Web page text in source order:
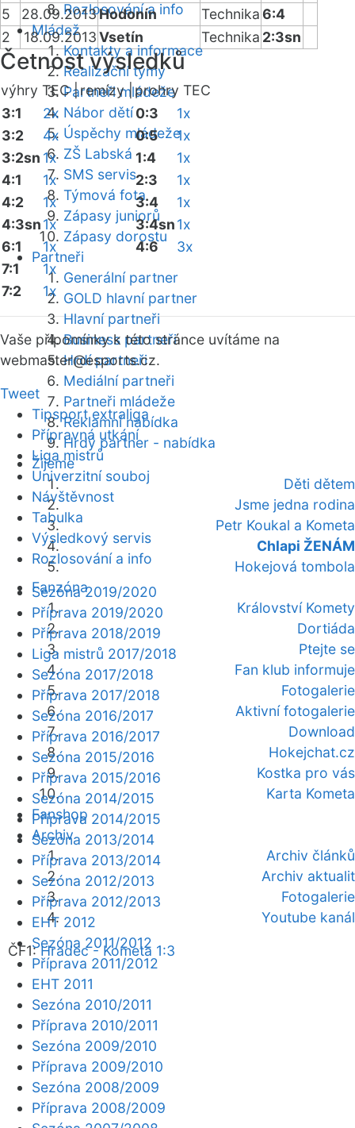
Rozlosování a info
Mládež
Kontakty a informace
Realizační týmy
Partneři mládeže
Nábor dětí
Úspěchy mládeže
ZŠ Labská
SMS servis
Týmová fota
Zápasy juniorů
Zápasy dorostu
Partneři
Generální partner
GOLD hlavní partner
Hlavní partneři
Business partneři
Hrdí partneři
Mediální partneři
Partneři mládeže
Reklamní nabídka
Hrdý partner - nabídka
Žijeme
Děti dětem
Jsme jedna rodina
Petr Koukal a Kometa
Chlapi ŽENÁM
Hokejová tombola
Fanzóna
Království Komety
Dortiáda
Ptejte se
Fan klub informuje
Fotogalerie
Aktivní fotogalerie
Download
Hokejchat.cz
Kostka pro vás
Karta Kometa
Fanshop
Archiv
Archiv článků
Archiv aktualit
Fotogalerie
Youtube kanál
ČF1:Hradec - Kometa 1:3
5
28.09.2013Hodonín Technika6:4
2
18.09.2013Vsetín Technika 2:3sn
Četnost výsledků
výhry TEC |remízy |prohry TEC
3:1
2x
3:2
4x
3:2sn 1x
4:1
1x
4:2
1x
4:3sn1x
6:1
1x
7:1
1x
7:2
1x
0:3
1x
0:5
1x
1:4
1x
2:3
1x
3:4
1x
3:4sn1x
4:6
3x
Vaše připomínky k této stránce uvítáme na
webmaster@esports.cz.
Tweet
Tipsport extraliga
Přípravná utkání
Liga mistrů
Univerzitní souboj
Návštěvnost
Tabulka
Výsledkový servis
Rozlosování a info
Sezóna 2019/2020
Příprava 2019/2020
Příprava 2018/2019
Liga mistrů 2017/2018
Sezóna 2017/2018
Příprava 2017/2018
Sezóna 2016/2017
Příprava 2016/2017
Sezóna 2015/2016
Příprava 2015/2016
Sezóna 2014/2015
Příprava 2014/2015
Sezóna 2013/2014
Příprava 2013/2014
Sezóna 2012/2013
Příprava 2012/2013
EHT 2012
Sezóna 2011/2012
Příprava 2011/2012
EHT 2011
Sezóna 2010/2011
Příprava 2010/2011
Sezóna 2009/2010
Příprava 2009/2010
Sezóna 2008/2009
Příprava 2008/2009